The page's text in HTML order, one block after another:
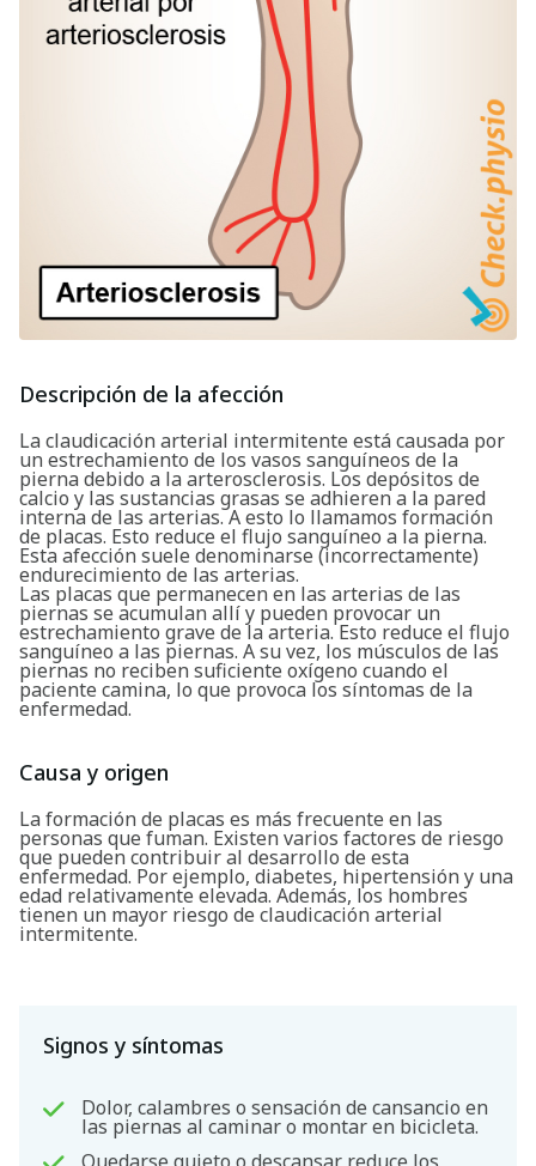
Descripción de la afección
La claudicación arterial intermitente está causada por
un estrechamiento de los vasos sanguíneos de la
pierna debido a la arterosclerosis. Los depósitos de
calcio y las sustancias grasas se adhieren a la pared
interna de las arterias. A esto lo llamamos formación
de placas. Esto reduce el flujo sanguíneo a la pierna.
Esta afección suele denominarse (incorrectamente)
endurecimiento de las arterias.
Las placas que permanecen en las arterias de las
piernas se acumulan allí y pueden provocar un
estrechamiento grave de la arteria. Esto reduce el flujo
sanguíneo a las piernas. A su vez, los músculos de las
piernas no reciben suficiente oxígeno cuando el
paciente camina, lo que provoca los síntomas de la
enfermedad.
Causa y origen
La formación de placas es más frecuente en las
personas que fuman. Existen varios factores de riesgo
que pueden contribuir al desarrollo de esta
enfermedad. Por ejemplo, diabetes, hipertensión y una
edad relativamente elevada. Además, los hombres
tienen un mayor riesgo de claudicación arterial
intermitente.
Signos y síntomas
Dolor, calambres o sensación de cansancio en
las piernas al caminar o montar en bicicleta.